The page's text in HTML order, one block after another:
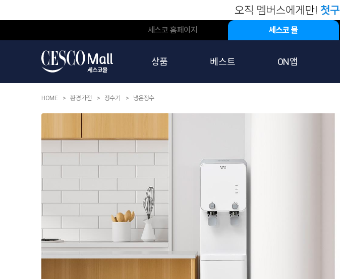
세스코 홈페이지 세스코 몰
상품 베스트 ON앱
HOME 환경가전 정수기 냉온정수